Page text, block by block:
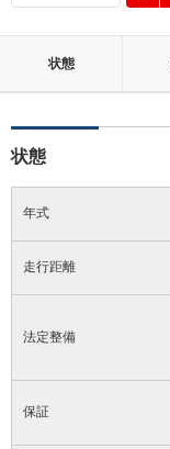
状態
状態
年式
走行距離
法定整備
保証